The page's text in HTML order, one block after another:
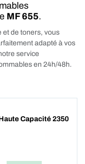
MF 655.
et de toners, vous
adapté à vos
service
en 24h/48h.
Capacité 2350